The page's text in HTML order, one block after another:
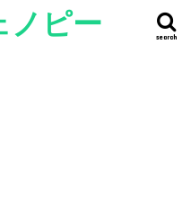
ノピー search